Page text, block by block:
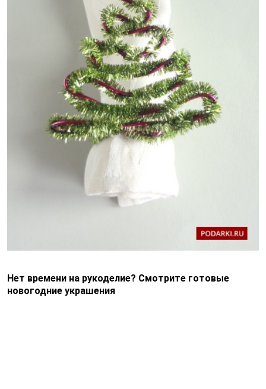
Нет времени на рукоделие? Смотрите готовые
новогодние украшения